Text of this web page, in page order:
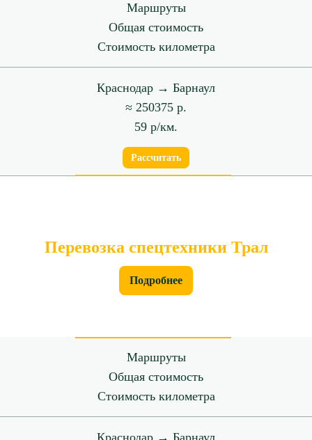
Маршруты
Общая стоимость
Стоимость километра
Краснодар → Барнаул
≈ 250375 р.
59 р/км.
Рассчитать
Перевозка спецтехники Трал
Подробнее
Маршруты
Общая стоимость
Стоимость километра